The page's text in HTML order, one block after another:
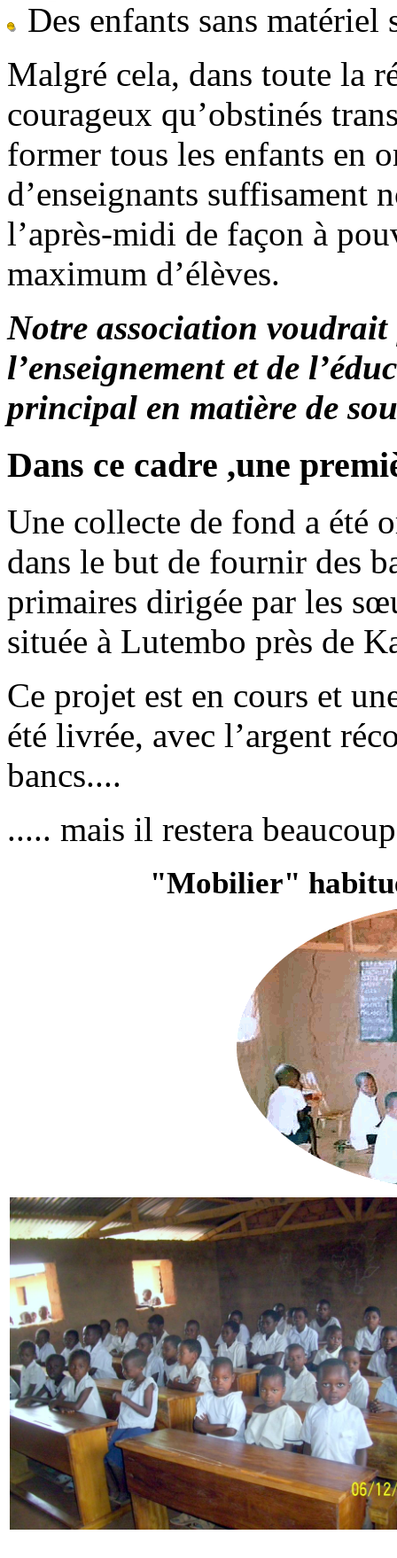
Des enfants sans matériel
Malgré cela, dans toute la
courageux qu’obstinés
former tous les enfants en
d’enseignants suffisament
l’après-midi de façon à
maximum d’élèves.
Notre association
l’enseignement et de
principal en matière de
Dans ce cadre ,une
Une collecte de fond a été
dans le but de fournir des
primaires dirigée par les
située à Lutembo près de
Ce projet est en cours et
été livrée, avec l’argent
bancs....
..... mais il restera
"Mobilier"